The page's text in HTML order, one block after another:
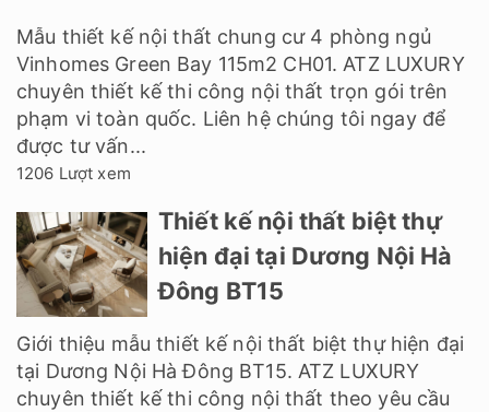
Mẫu thiết kế nội thất chung cư 4 phòng ngủ
Vinhomes Green Bay 115m2 CH01. ATZ LUXURY
chuyên thiết kế thi công nội thất trọn gói trên
phạm vi toàn quốc. Liên hệ chúng tôi ngay để
được tư vấn...
1206 Lượt xem
Thiết kế nội thất biệt thự
hiện đại tại Dương Nội Hà
Đông BT15
Giới thiệu mẫu thiết kế nội thất biệt thự hiện đại
tại Dương Nội Hà Đông BT15. ATZ LUXURY
chuyên thiết kế thi công nội thất theo yêu cầu